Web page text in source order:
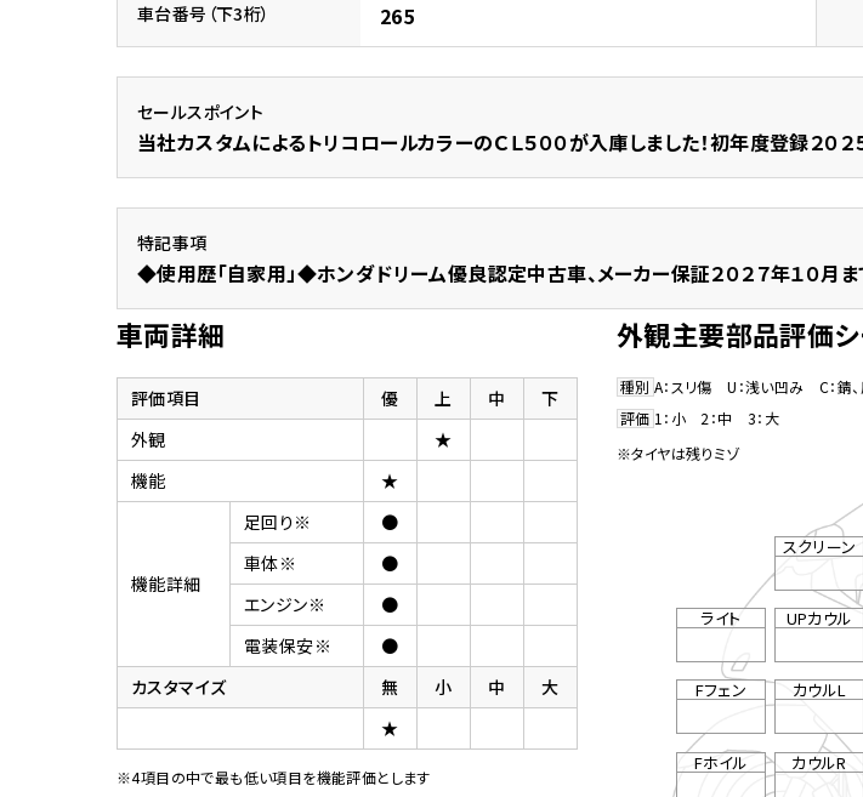
車台番号（下3桁） 265
セールスポイント
当社カスタムによるトリコロールカラーのＣＬ５００が入庫しました！初年度登録２０２
特記事項
◆使用歴「自家用」◆ホンダドリーム優良認定中古車、メーカー保証２０２７年１０月
車両詳細
評価項目 優 上 中
下
外観
★
機能
★
機能詳細
足回り※
●
車体※
●
エンジン※
●
電装保安※
●
カスタマイズ
無 小 中
大
★
※4項目の中で最も低い項目を機能評価とします
外観主要部品評価シ
種別 A：スリ傷 U：浅い凹み C：錆
評価 1：小 2：中 3：大
※タイヤは残りミゾ
スクリーン
ライト UPカウル
Fフェン カウルL
Fホイル カウルR